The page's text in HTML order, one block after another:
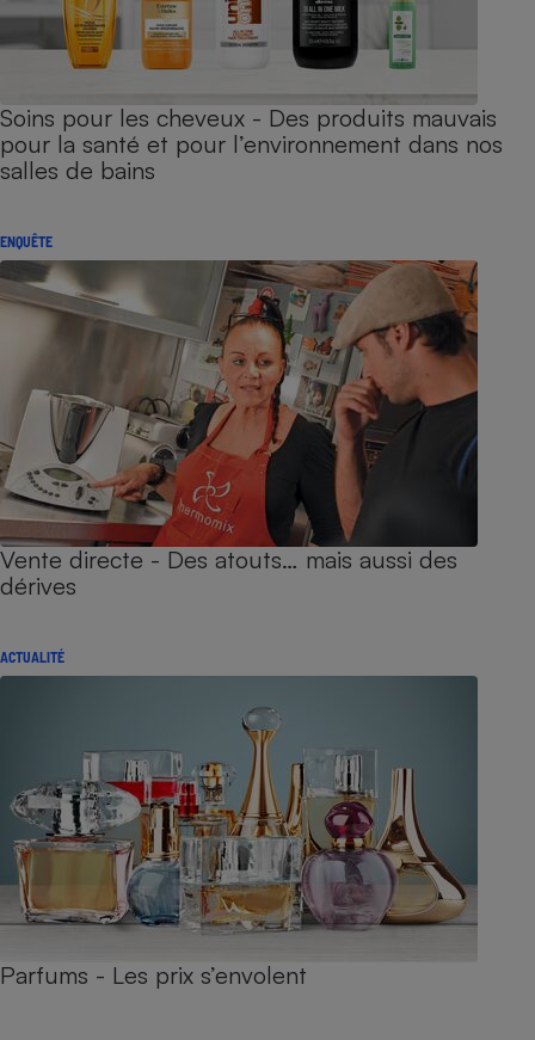
Soins pour les cheveux - Des produits mauvais
pour la santé et pour l’environnement dans nos
salles de bains
ENQUÊTE
Vente directe - Des atouts… mais aussi des
dérives
ACTUALITÉ
Parfums - Les prix s’envolent